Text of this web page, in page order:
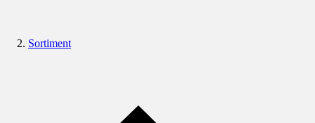
Sortiment